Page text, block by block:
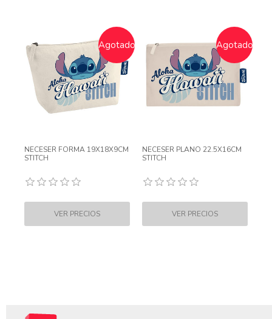
Agotado
NECESER FORMA 19X18X9CM
STITCH
Agotado
NECESER PLANO 22.5X16CM
STITCH